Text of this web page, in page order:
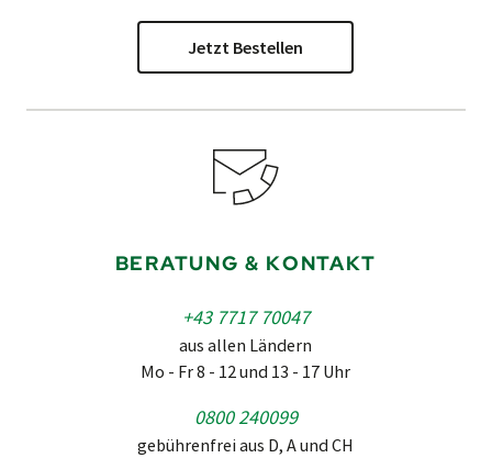
Jetzt Bestellen
BERATUNG & KONTAKT
+43 7717 70047
aus allen Ländern
Mo - Fr 8 - 12 und 13 - 17 Uhr
0800 240099
gebührenfrei aus D, A und CH